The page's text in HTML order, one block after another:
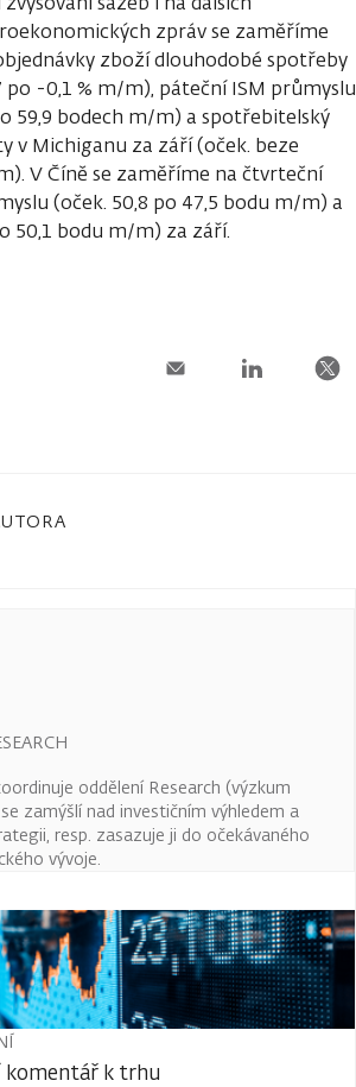
zpráv se zaměříme
zboží dlouhodobé spotřeby
po -0,1 % m/m), páteční ISM průmyslu
59,9 bodech m/m) a spotřebitelský
v Michiganu za září (oček. beze
V Číně se zaměříme na čtvrteční
(oček. 50,8 po 47,5 bodu m/m) a
50,1 bodu m/m) za září.
oddělení Research (výzkum
zamýšlí nad investičním výhledem a
resp. zasazuje ji do očekávaného
vývoje.
komentář k trhu